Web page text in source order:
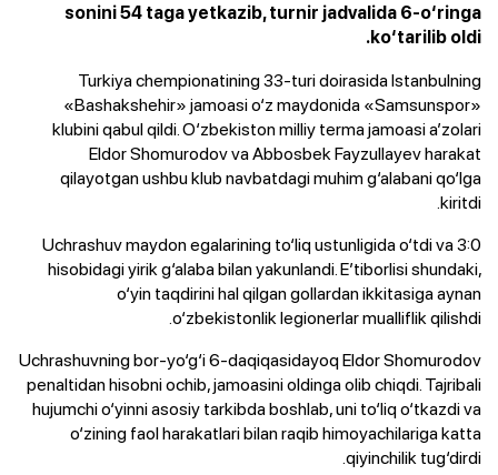
sonini 54 taga yetkazib, turnir jadvalida 6-o‘ringa
ko‘tarilib oldi.
Turkiya chempionatining 33-turi doirasida Istanbulning
«Bashakshehir» jamoasi o‘z maydonida «Samsunspor»
klubini qabul qildi. O‘zbekiston milliy terma jamoasi a’zolari
Eldor Shomurodov va Abbosbek Fayzullayev harakat
qilayotgan ushbu klub navbatdagi muhim g‘alabani qo‘lga
kiritdi.
Uchrashuv maydon egalarining to‘liq ustunligida o‘tdi va 3:0
hisobidagi yirik g‘alaba bilan yakunlandi. E’tiborlisi shundaki,
o‘yin taqdirini hal qilgan gollardan ikkitasiga aynan
o‘zbekistonlik legionerlar mualliflik qilishdi.
Uchrashuvning bor-yo‘g‘i 6-daqiqasidayoq Eldor Shomurodov
penaltidan hisobni ochib, jamoasini oldinga olib chiqdi. Tajribali
hujumchi o‘yinni asosiy tarkibda boshlab, uni to‘liq o‘tkazdi va
o‘zining faol harakatlari bilan raqib himoyachilariga katta
qiyinchilik tug‘dirdi.